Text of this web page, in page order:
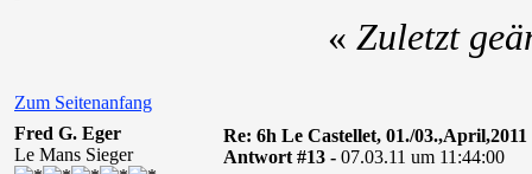
Zum Seitenanfang
« Zuletzt
Fred G. Eger
Le Mans Sieger
Re: 6h Le Castellet, 01./03.,April,2011
Antwort #13 - 07.03.11 um 11:44:00